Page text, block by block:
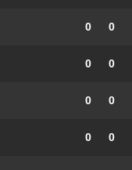
0 0
0 0
0 0
0 0